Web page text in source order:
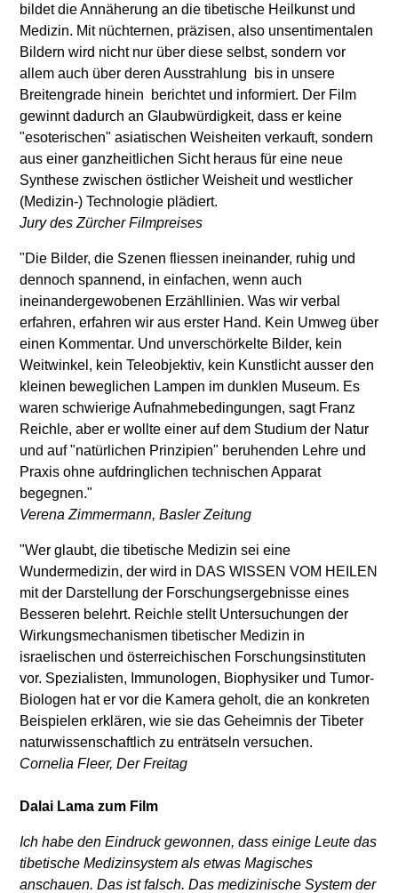
bildet die Annäherung an die tibetische Heilkunst und
Medizin. Mit nüchternen, präzisen, also unsentimentalen
Bildern wird nicht nur über diese selbst, sondern vor
allem auch über deren Ausstrahlung  bis in unsere
Breitengrade hinein  berichtet und informiert. Der Film
gewinnt dadurch an Glaubwürdigkeit, dass er keine
"esoterischen" asiatischen Weisheiten verkauft, sondern
aus einer ganzheitlichen Sicht heraus für eine neue
Synthese zwischen östlicher Weisheit und westlicher
(Medizin-) Technologie plädiert.
Jury des Zürcher Filmpreises
"Die Bilder, die Szenen fliessen ineinander, ruhig und
dennoch spannend, in einfachen, wenn auch
ineinandergewobenen Erzähllinien. Was wir verbal
erfahren, erfahren wir aus erster Hand. Kein Umweg über
einen Kommentar. Und unverschörkelte Bilder, kein
Weitwinkel, kein Teleobjektiv, kein Kunstlicht ausser den
kleinen beweglichen Lampen im dunklen Museum. Es
waren schwierige Aufnahmebedingungen, sagt Franz
Reichle, aber er wollte einer auf dem Studium der Natur
und auf "natürlichen Prinzipien" beruhenden Lehre und
Praxis ohne aufdringlichen technischen Apparat
begegnen."
Verena Zimmermann, Basler Zeitung
"Wer glaubt, die tibetische Medizin sei eine
Wundermedizin, der wird in DAS WISSEN VOM HEILEN
mit der Darstellung der Forschungsergebnisse eines
Besseren belehrt. Reichle stellt Untersuchungen der
Wirkungsmechanismen tibetischer Medizin in
israelischen und österreichischen Forschungsinstituten
vor. Spezialisten, Immunologen, Biophysiker und Tumor-
Biologen hat er vor die Kamera geholt, die an konkreten
Beispielen erklären, wie sie das Geheimnis der Tibeter
naturwissenschaftlich zu enträtseln versuchen.
Cornelia Fleer, Der Freitag
Dalai Lama zum Film
Ich habe den Eindruck gewonnen, dass einige Leute das
tibetische Medizinsystem als etwas Magisches
anschauen. Das ist falsch. Das medizinische System der